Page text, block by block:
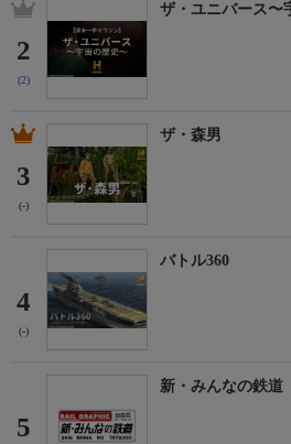
2
(2)
ザ・ユニバース〜
3
(-)
ザ・森男
4
(-)
バトル360
5
新・みんなの鉄道